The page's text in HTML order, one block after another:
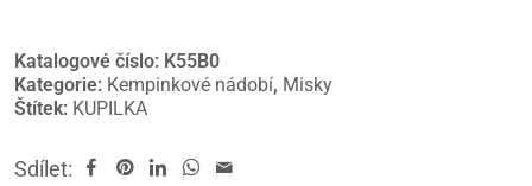
Katalogové číslo: K55B0
Kategorie: Kempinkové nádobí, Misky
Štítek: KUPILKA
Sdílet: